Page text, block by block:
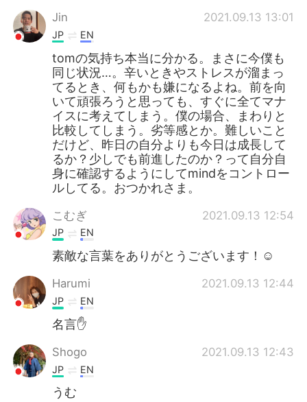
Jin
2021.09.13 13:01
JP EN
tomの気持ち本当に分かる。まさに今僕も
同じ状況…。辛いときやストレスが溜まっ
てるとき、何もかも嫌になるよね。前を向
いて頑張ろうと思っても、すぐに全てマナ
イスに考えてしまう。僕の場合、まわりと
比較してしまう。劣等感とか。難しいこと
だけど、昨日の自分よりも今日は成長して
るか？少しでも前進したのか？って自分自
身に確認するようにしてmindをコントロー
ルしてる。おつかれさま。
こむぎ 2021.09.13 12:54
JP EN
素敵な言葉をありがとうございます！☺️
Harumi 2021.09.13 12:44
JP EN
名言✋
Shogo 2021.09.13 12:43
JP EN
うむ